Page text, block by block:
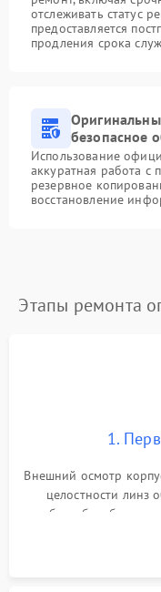
отслеживать статус
предоставляется
продления срока
безопасное
Использование
аккуратная работа с
резервное
восстановление
Этапы ремонта
1.
Внешний осмотр
целостности линз
работы
параллакса и